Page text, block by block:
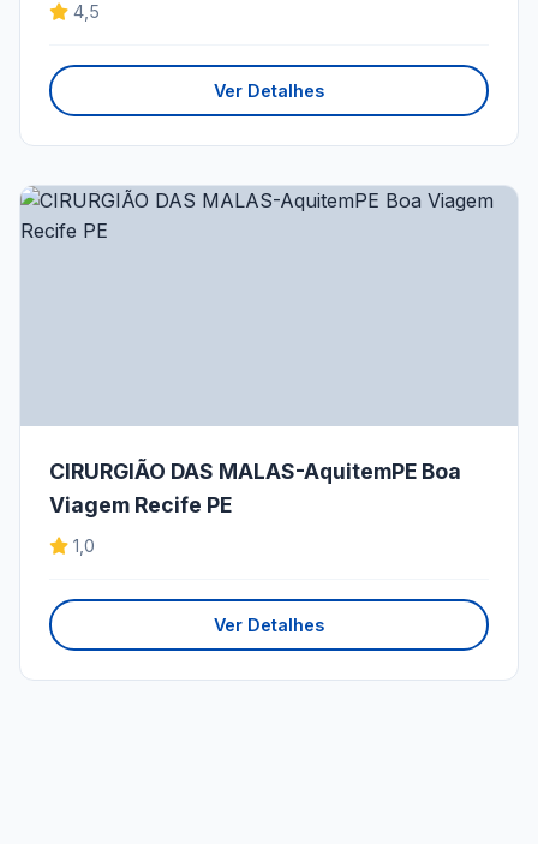
4,5
Ver Detalhes
CIRURGIÃO DAS MALAS-AquitemPE Boa
Viagem Recife PE
1,0
Ver Detalhes